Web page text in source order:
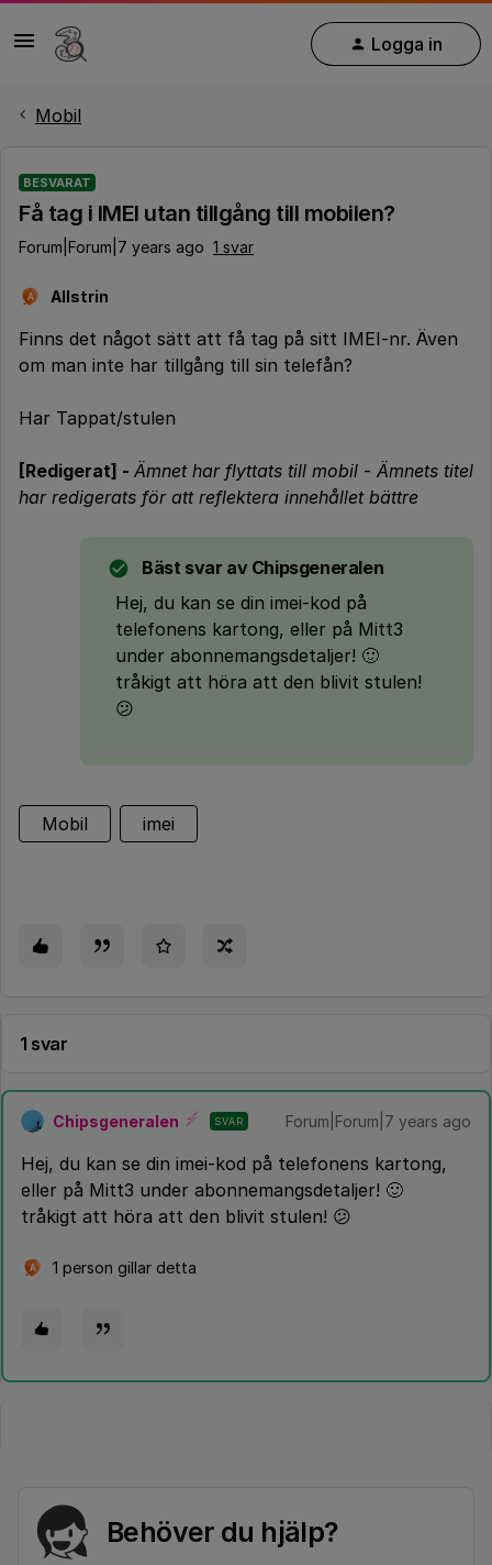
Logga in
Mobil
BESVARAT
Få tag i IMEI utan tillgång till mobilen?
Forum|Forum|7 years ago 1 svar
A Allstrin
Finns det något sätt att få tag på sitt IMEI-nr. Även
om man inte har tillgång till sin telefån?
Har Tappat/stulen
[Redigerat] - Ämnet har flyttats till mobil - Ämnets titel
har redigerats för att reflektera innehållet bättre
Bäst svar av Chipsgeneralen
Hej, du kan se din imei-kod på
telefonens kartong, eller på Mitt3
under abonnemangsdetaljer! 🙂
tråkigt att höra att den blivit stulen!
😕
Mobil imei
1 svar
Chipsgeneralen SVAR Forum|Forum|7 years ago
Hej, du kan se din imei-kod på telefonens kartong,
eller på Mitt3 under abonnemangsdetaljer! 🙂
tråkigt att höra att den blivit stulen! 😕
A 1 person gillar detta
Behöver du hjälp?